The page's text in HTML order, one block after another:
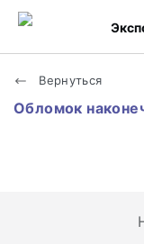
Вернуться
Обломок